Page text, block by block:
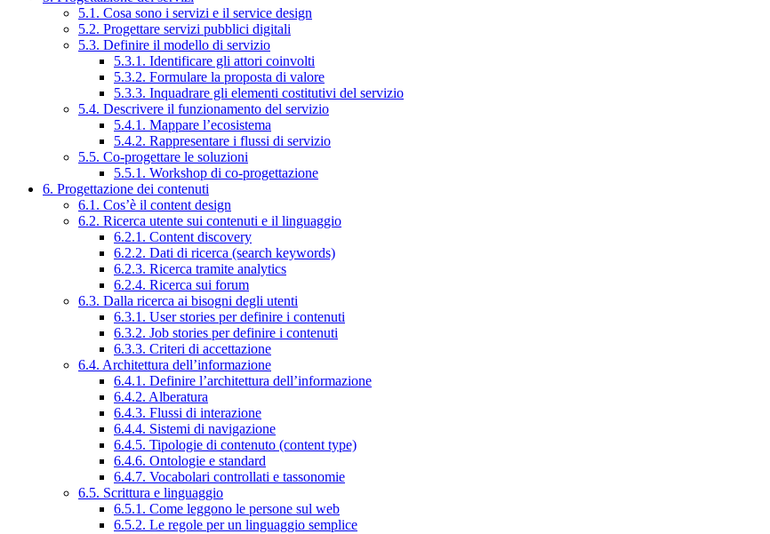
5.1. Cosa sono i servizi e il service design
5.2. Progettare servizi pubblici digitali
5.3. Definire il modello di servizio
5.3.1. Identificare gli attori coinvolti
5.3.2. Formulare la proposta di valore
5.3.3. Inquadrare gli elementi costitutivi del servizio
5.4. Descrivere il funzionamento del servizio
5.4.1. Mappare l’ecosistema
5.4.2. Rappresentare i flussi di servizio
5.5. Co-progettare le soluzioni
5.5.1. Workshop di co-progettazione
6. Progettazione dei contenuti
6.1. Cos’è il content design
6.2. Ricerca utente sui contenuti e il linguaggio
6.2.1. Content discovery
6.2.2. Dati di ricerca (search keywords)
6.2.3. Ricerca tramite analytics
6.2.4. Ricerca sui forum
6.3. Dalla ricerca ai bisogni degli utenti
6.3.1. User stories per definire i contenuti
6.3.2. Job stories per definire i contenuti
6.3.3. Criteri di accettazione
6.4. Architettura dell’informazione
6.4.1. Definire l’architettura dell’informazione
6.4.2. Alberatura
6.4.3. Flussi di interazione
6.4.4. Sistemi di navigazione
6.4.5. Tipologie di contenuto (content type)
6.4.6. Ontologie e standard
6.4.7. Vocabolari controllati e tassonomie
6.5. Scrittura e linguaggio
6.5.1. Come leggono le persone sul web
6.5.2. Le regole per un linguaggio semplice